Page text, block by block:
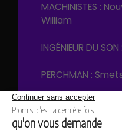
MACHINISTES :
William
INGÉNIEUR DU
PERCHMAN :
RÉGISSEUSE
RÉGISSEUR